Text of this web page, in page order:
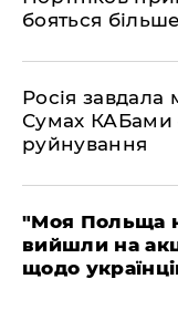
бояться
Росія завдала
Сумах КАБами
руйнування
"Моя Польща
вийшли на
щодо